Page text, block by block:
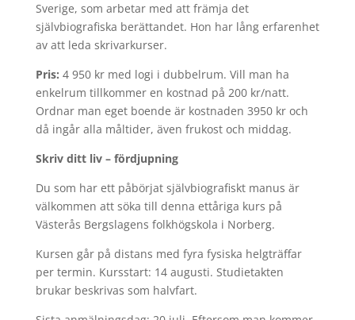
Sverige, som arbetar med att främja det
självbiografiska berättandet. Hon har lång erfarenhet
av att leda skrivarkurser.
Pris: 4 950 kr med logi i dubbelrum. Vill man ha
enkelrum tillkommer en kostnad på 200 kr/natt.
Ordnar man eget boende är kostnaden 3950 kr och
då ingår alla måltider, även frukost och middag.
Skriv ditt liv – fördjupning
Du som har ett påbörjat självbiografiskt ma­nus är
välkommen att söka till denna ettåriga kurs på
Västerås Bergslagens folkhögskola i Norberg.
Kursen går på dis­tans med fyra fysiska helgträffar
per termin. Kursstart: 14 augusti. Studietakten
brukar beskrivas som halvfart.